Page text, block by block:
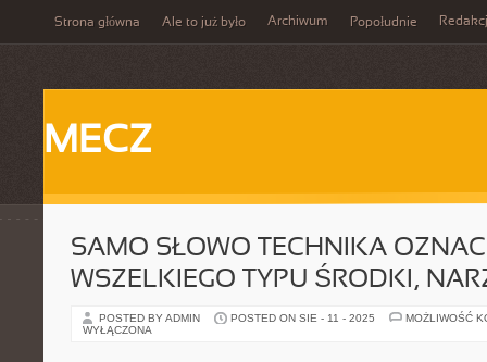
Strona główna Ale to już było Archiwum Popołudnie
MECZ
SAMO SŁOWO TECHNIKA
WSZELKIEGO TYPU ŚRODKI,
POSTED BY ADMIN POSTED ON SIE - 11 - 2025
MOŻLIWOŚĆ
WYŁĄCZONA